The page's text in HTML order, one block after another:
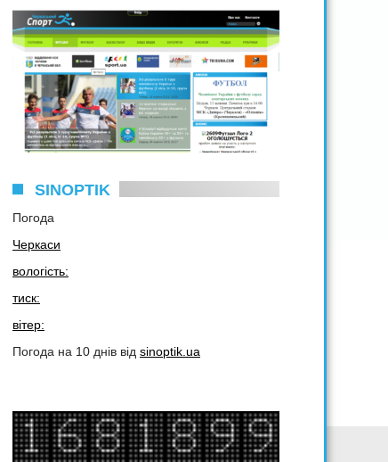
SINOPTIK
Погода
Черкаси
вологість:
тиск:
вітер:
Погода на 10 днів від sinoptik.ua